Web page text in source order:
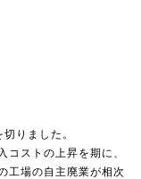
りました。
コストの上昇を期に、
工場の自主廃業が相次